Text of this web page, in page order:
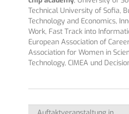
Technical University of Sofia,
Technology and Economics,
Work, Fast Track into
European Association of
Association for Women in
Technology, CIMEA und